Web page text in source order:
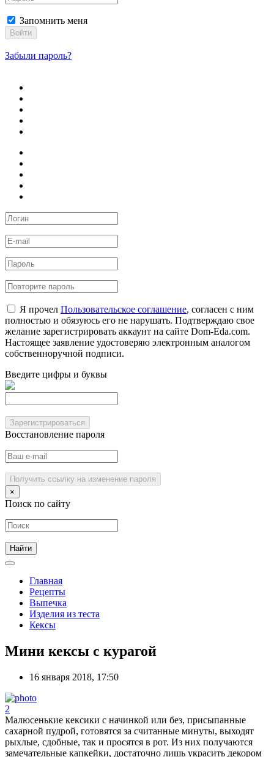
Запомнить меня
Войти
Забыли пароль?
Я прочел Пользовательское соглашение, согласен с ним
полностью и обязуюсь его не нарушать. Подтверждаю свое
желание зарегистрировать аккаунт на сайте Dom-Eda.com.
Настоящее заявление удостоверяю электронным аналогом
собственноручной подписи.
Введите цифры и буквы
Зарегистрироваться
Восстановление пароля
Получить ссылку на изменение пароля
×
Поиск по сайту
Главная
Рецепты
Выпечка
Изделия из теста
Кексы
Мини кексы с курагой
16 января 2018, 17:50
2
Малюсенькие кексики с начинкой или без, присыпанные
сахарной пудрой, готовятся за считанные минуты, выходят
рыхлые, сдобные, так и просятся в рот. Из них получаются
замечательные капкейки, достаточно лишь украсить декором